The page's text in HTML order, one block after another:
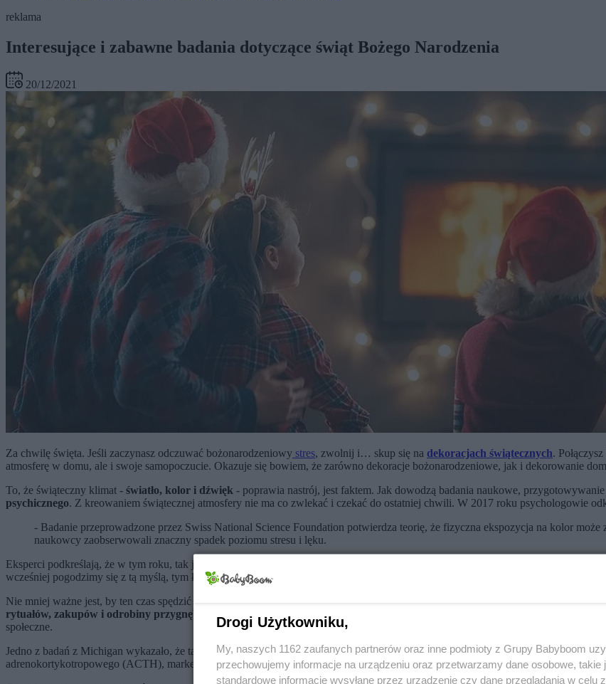
reklama
Interesujące i zabawne badania dotyczące świąt Bożego Narodzenia
20/12/2021
Za chwilę święta. Jeśli zaczynasz odczuwać bożonarodzeniowy stres, zwolnij i… skup się na dekoracjach świątecznych.
atmosferę w domu, ale i swoje samopoczucie. Okazuje się bowiem, że zarówno dekoracje bożonarodzeniowe, jak i dekorowanie
To, że świąteczny klimat - światło, kolor i dźwięk - poprawia nastrój, jest faktem. Jak dowodzą badania naukowe,
psychicznego. Z kreowaniem świątecznej atmosfery nie ma co zwlekać i czekać do ostatniej chwili. W 2017 roku psychologowie
- Badanie przeprowadzone przez Swiss National Science Foundation potwierdza teorię, że fizyczna ekspozycja na kolor
naukowcy zaobserwowali znaczny spadek poziomu stresu i lęku.
Eksperci podkreślają, że w tym roku, tak jak i ubiegłym, konieczna będzie akceptacja innej wizji świąt. Pandemia koronawirusa
wcześniej pogodzimy się z tą myślą, tym łatwiej będzie nam celebrować Boże Narodzenie w
Nie mniej ważne jest, by ten czas spędzić także w
. Według ankiety przeprowadzonej wśród 450 osób, duch Bożego
rytuałów, zakupów i odrobiny przygnębienia
. Warto się na tym skupić.
!
społeczne.
Jedno z badań z Michigan wykazało, że ta tradycja może poprawićsamopoczucie fizyczne i psychiczne(Keeler i in., 2015).
adrenokortykotropowego (ACTH), markera stresu i pobudzenia.
Drogi Użytkowniku,
My, naszych 1162 zaufanych partnerów oraz inne podmioty z Grupy Babyboom
przechowujemy informacje na urządzeniu oraz przetwarzamy dane osobowe, takie
standardowe informacje wysyłane przez urządzenie czy dane przeglądania w celu